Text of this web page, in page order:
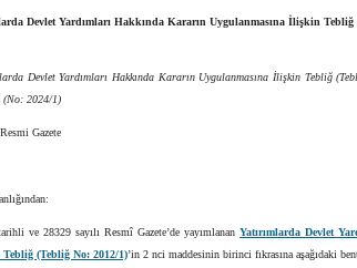
Devlet Yardımları Hakkında Kararın Uygulanmasına İlişkin Tebliğ
Devlet Yardımları Hakkında Kararın Uygulanmasına İlişkin Tebliğ
(No: 2024/1)
Gazete
ve 28329 sayılı Resmî Gazete’de yayımlanan Yatırımlarda Devlet
(Tebliğ No: 2012/1)’in 2 nci maddesinin birinci fıkrasına aşağıdaki